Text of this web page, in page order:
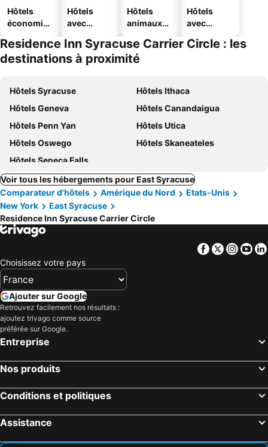
Hôtels
économiq
Hôtels
avec
Hôtels
animaux
Hôtels
avec
Residence Inn Syracuse Carrier Circle : les
destinations à proximité
Hôtels Syracuse
Hôtels Ithaca
Hôtels Geneva
Hôtels Canandaigua
Hôtels Penn Yan
Hôtels Utica
Hôtels Oswego
Hôtels Skaneateles
Hôtels Seneca Falls
Voir tous les hébergements pour East Syracuse
Comparateur d'hôtels
Amérique du Nord
Etats-Unis
New York
East Syracuse
Residence Inn Syracuse Carrier Circle
Facebook
Twitter
Choisissez votre pays
Ajouter sur Google
Retrouvez facilement nos résultats :
ajoutez trivago comme source
préférée sur Google.
Entreprise
Nos produits
Conditions et politiques
Assistance